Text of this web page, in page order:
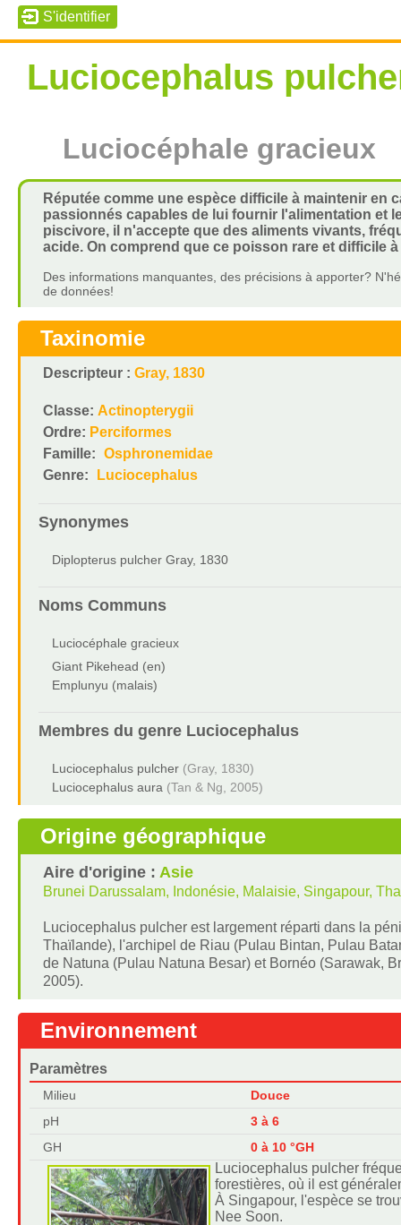
Luciocephalus
Luciocéphale gracieux
Réputée comme une espèce difficile à maintenir
passionnés capables de lui fournir l'alimentation et
piscivore, il n'accepte que des aliments vivants,
acide. On comprend que ce poisson rare et difficile
Des informations manquantes, des précisions à apporter?
de données!
Taxinomie
Descripteur : Gray, 1830
Classe: Actinopterygii
Ordre: Perciformes
Famille: Osphronemidae
Genre:
Luciocephalus
Synonymes
Diplopterus pulcher Gray, 1830
Noms Communs
Luciocéphale gracieux
Giant Pikehead (en)
Emplunyu (malais)
Membres du genre Luciocephalus
Luciocephalus pulcher (Gray, 1830)
Luciocephalus aura (Tan & Ng, 2005)
Origine géographique
Aire d'origine : Asie
Brunei Darussalam, Indonésie, Malaisie, Singapour,
Luciocephalus pulcher est largement réparti dans la
Thaïlande), l'archipel de Riau (Pulau Bintan, Pulau
de Natuna (Pulau Natuna Besar) et Bornéo (Sarawak,
2005).
Environnement
Paramètres
Milieu
Douce
pH
3 à 6
GH
0 à 10 °GH
Luciocephalus pulcher
forestières, où il est
À Singapour, l'espèce se
Nee Soon.